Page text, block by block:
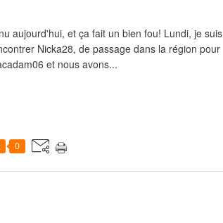
aujourd'hui, et ça fait un bien fou! Lundi, je suis
Nicka28, de passage dans la région pour
et nous avons...
0